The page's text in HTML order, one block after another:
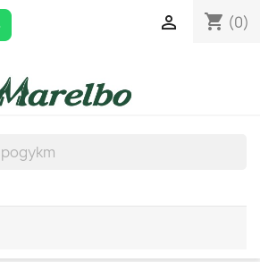
shopping_cart (0)
